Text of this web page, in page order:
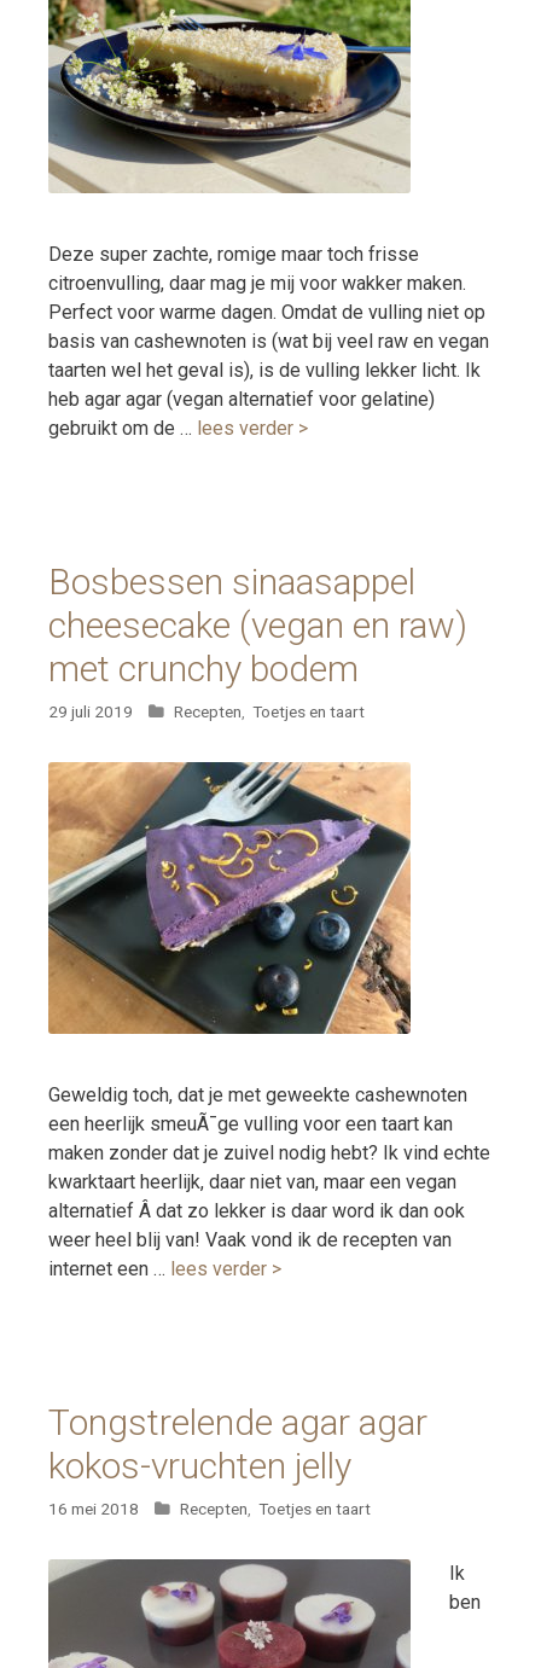
Deze super zachte, romige maar toch frisse
citroenvulling, daar mag je mij voor wakker maken.
Perfect voor warme dagen. Omdat de vulling niet op
basis van cashewnoten is (wat bij veel raw en vegan
taarten wel het geval is), is de vulling lekker licht. Ik
heb agar agar (vegan alternatief voor gelatine)
gebruikt om de … lees verder >
Bosbessen sinaasappel
cheesecake (vegan en raw)
met crunchy bodem
29 juli 2019 Categorieën
Recepten, Toetjes en taart
Geweldig toch, dat je met geweekte cashewnoten
een heerlijk smeuÃ¯ge vulling voor een taart kan
maken zonder dat je zuivel nodig hebt? Ik vind echte
kwarktaart heerlijk, daar niet van, maar een vegan
alternatief Â dat zo lekker is daar word ik dan ook
weer heel blij van! Vaak vond ik de recepten van
internet een … lees verder >
Tongstrelende agar agar
kokos-vruchten jelly
16 mei 2018 Categorieën
Recepten Toetjes en taart
Ik
ben